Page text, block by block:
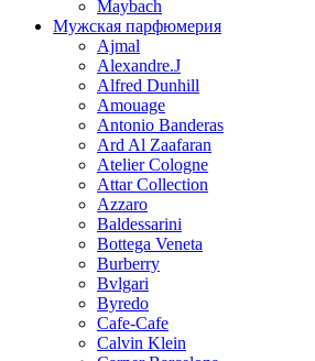
Maybach
Мужская парфюмерия
Ajmal
Alexandre.J
Alfred Dunhill
Amouage
Antonio Banderas
Ard Al Zaafaran
Atelier Cologne
Attar Collection
Azzaro
Baldessarini
Bottega Veneta
Burberry
Bvlgari
Byredo
Cafe-Cafe
Calvin Klein